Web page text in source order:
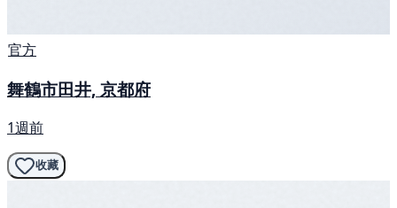
官方
舞鶴市田井, 京都府
1週前
收藏